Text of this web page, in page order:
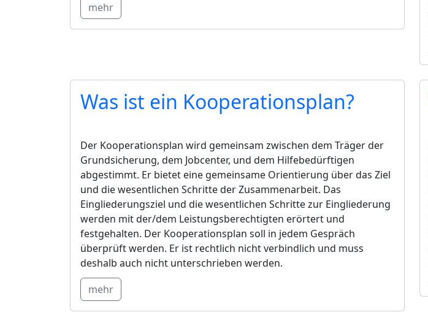
mehr
Was ist ein Kooperationsplan?
Der Kooperationsplan wird gemeinsam zwischen dem Träger der
Grundsicherung, dem Jobcenter, und dem Hilfebedürftigen
abgestimmt. Er bietet eine gemeinsame Orientierung über das Ziel
und die wesentlichen Schritte der Zusammenarbeit. Das
Eingliederungsziel und die wesentlichen Schritte zur Eingliederung
werden mit der/dem Leistungsberechtigten erörtert und
festgehalten. Der Kooperationsplan soll in jedem Gespräch
überprüft werden. Er ist rechtlich nicht verbindlich und muss
deshalb auch nicht unterschrieben werden.
mehr